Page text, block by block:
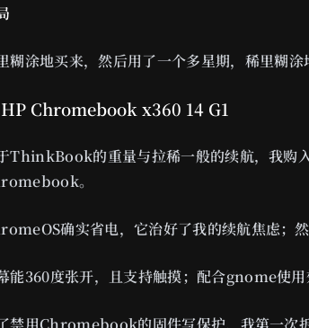
糊涂地买来，然后用了一个多星期，稀里糊涂
Chromebook x360 14 G1
ThinkBook的重量与拉稀一般的续航，我购
。
确实省电，它治好了我的续航焦虑；
能360度张开，且支持触摸；配合gnome使用
禁用Chromebook的固件写保护，我第一次